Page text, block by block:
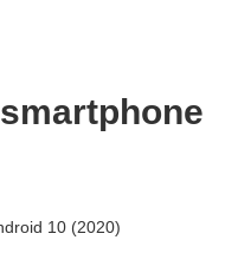
10 (2020)